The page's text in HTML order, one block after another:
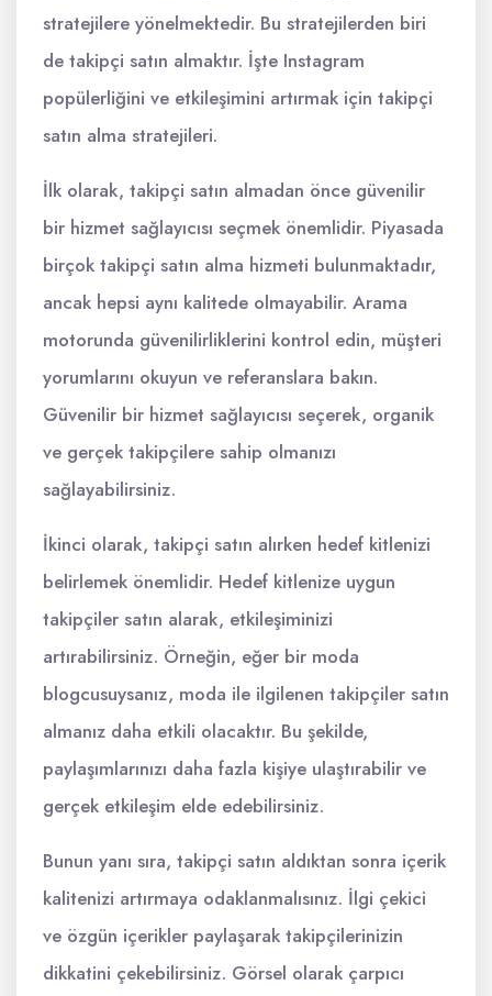
stratejilere yönelmektedir. Bu stratejilerden biri
de takipçi satın almaktır. İşte Instagram
popülerliğini ve etkileşimini artırmak için takipçi
satın alma stratejileri.
İlk olarak, takipçi satın almadan önce güvenilir
bir hizmet sağlayıcısı seçmek önemlidir. Piyasada
birçok takipçi satın alma hizmeti bulunmaktadır,
ancak hepsi aynı kalitede olmayabilir. Arama
motorunda güvenilirliklerini kontrol edin, müşteri
yorumlarını okuyun ve referanslara bakın.
Güvenilir bir hizmet sağlayıcısı seçerek, organik
ve gerçek takipçilere sahip olmanızı
sağlayabilirsiniz.
İkinci olarak, takipçi satın alırken hedef kitlenizi
belirlemek önemlidir. Hedef kitlenize uygun
takipçiler satın alarak, etkileşiminizi
artırabilirsiniz. Örneğin, eğer bir moda
blogcusuysanız, moda ile ilgilenen takipçiler satın
almanız daha etkili olacaktır. Bu şekilde,
paylaşımlarınızı daha fazla kişiye ulaştırabilir ve
gerçek etkileşim elde edebilirsiniz.
Bunun yanı sıra, takipçi satın aldıktan sonra içerik
kalitenizi artırmaya odaklanmalısınız. İlgi çekici
ve özgün içerikler paylaşarak takipçilerinizin
dikkatini çekebilirsiniz. Görsel olarak çarpıcı